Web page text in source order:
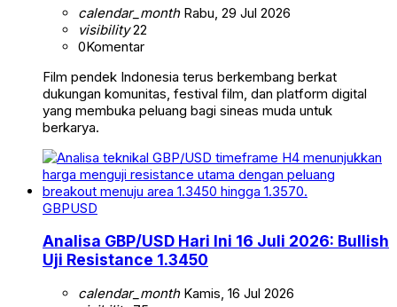
calendar_monthRabu, 29 Jul 2026
visibility22
0Komentar
Film pendek Indonesia terus berkembang berkat
dukungan komunitas, festival film, dan platform digital
yang membuka peluang bagi sineas muda untuk
berkarya.
GBPUSD
Analisa GBP/USD Hari Ini 16 Juli 2026: Bullish
Uji Resistance 1.3450
calendar_monthKamis, 16 Jul 2026